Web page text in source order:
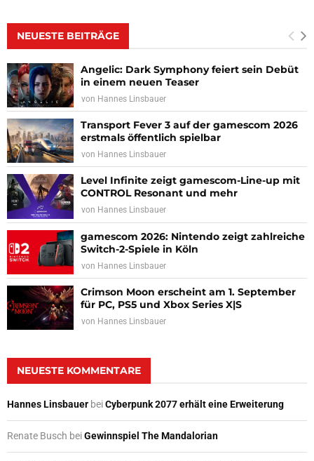
NEUESTE BEITRÄGE
Angelic: Dark Symphony feiert sein Debüt
in einem neuen Teaser
von Hannes Linsbauer
Transport Fever 3 auf der gamescom 2026
erstmals öffentlich spielbar
von Hannes Linsbauer
Level Infinite zeigt gamescom-Line-up mit
CONTROL Resonant und mehr
von Hannes Linsbauer
gamescom 2026: Nintendo zeigt zahlreiche
Switch-2-Spiele in Köln
von Hannes Linsbauer
Crimson Moon erscheint am 1. September
für PC, PS5 und Xbox Series X|S
von Hannes Linsbauer
NEUESTE KOMMENTARE
Hannes Linsbauer beiCyberpunk 2077 erhält eine Erweiterung
Renate Busch beiGewinnspiel The Mandalorian